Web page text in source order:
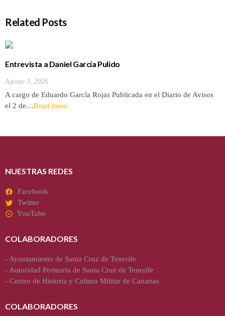
Related Posts
Entrevista a Daniel García Pulido
Agosto 3, 2026
A cargo de Eduardo García Rojas Publicada en el Diario de Avisos
el 2 de…Read more
NUESTRAS REDES
Facebook
Twitter
YouTube
COLABORADORES
- Ayuntamiento de Santa Cruz de Tenerife
- Autoridad Portuaria de Santa Cruz de Tenerife
- Centro de Historia y Cultura Militar de Canarias
COLABORADORES